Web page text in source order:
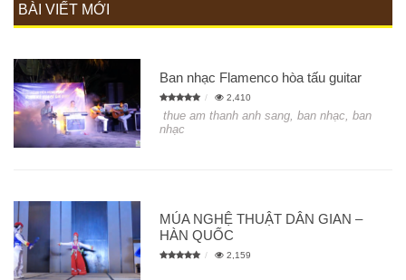
BÀI VIẾT MỚI
Ban nhạc Flamenco hòa tấu guitar
2,410
thue am thanh anh sang, ban nhạc, ban
nhạc
MÚA NGHỆ THUẬT DÂN GIAN –
HÀN QUỐC
2,159